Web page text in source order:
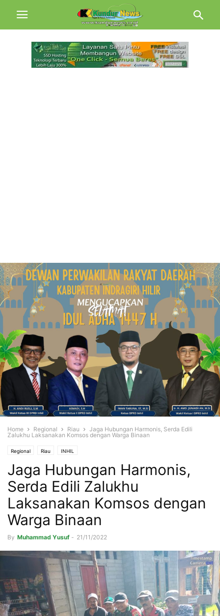
Home Regional Riau
Jaga Hubungan Harmonis, Serda Edili
Zalukhu Laksanakan Komsos dengan Warga Binaan
Regional Riau INHIL
Jaga Hubungan Harmonis,
Serda Edili Zalukhu
Laksanakan Komsos dengan
Warga Binaan
By Muhammad Yusuf - 21/11/2022